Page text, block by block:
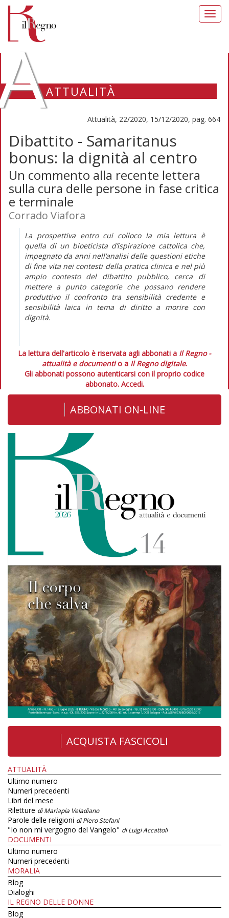
ATTUALITÀ
Attualità, 22/2020, 15/12/2020, pag. 664
Dibattito - Samaritanus
bonus: la dignità al centro
Un commento alla recente lettera
sulla cura delle persone in fase critica
e terminale
Corrado Viafora
La prospettiva entro cui colloco la mia lettura è
quella di un bioeticista d’ispirazione cattolica che,
impegnato da anni nell’analisi delle questioni etiche
di fine vita nei contesti della pratica clinica e nel più
ampio contesto del dibattito pubblico, cerca di
mettere a punto categorie che possano rendere
produttivo il confronto tra sensibilità credente e
sensibilità laica in tema di diritto a morire con
dignità.
La lettura dell'articolo è riservata agli abbonati a Il Regno -
attualità e documentio a Il Regno digitale.
Gli abbonati possono autenticarsi con il proprio codice
abbonato. Accedi.
ABBONATI ON-LINE
ACQUISTA FASCICOLI
ATTUALITÀ
Ultimo numero
Numeri precedenti
Libri del mese
Riletture di Mariapia Veladiano
Parole delle religioni di Piero Stefani
"Io non mi vergogno del Vangelo" di Luigi Accattoli
DOCUMENTI
Ultimo numero
Numeri precedenti
MORALIA
Blog
Dialoghi
IL REGNO DELLE DONNE
Blog